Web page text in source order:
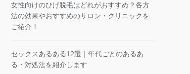
女性向けのひげ脱毛はどれがおすすめ？各方
法の効果やおすすめのサロン・クリニックを
ご紹介！
セックスあるある12選｜年代ごとのあるあ
る・対処法を紹介します